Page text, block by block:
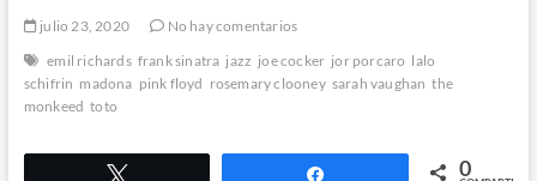
julio 23, 2020
No hay comentarios
emil richards frank sinatra jazz joe cocker jor porcaro lalo
schifrin madona pink floyd rosemary clooney sarah vaughan the
monkeed toto
0